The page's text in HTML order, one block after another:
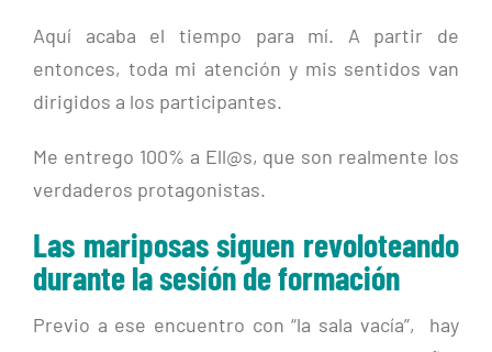
Aquí acaba el tiempo para mí. A partir de
entonces, toda mi atención y mis sentidos van
dirigidos a los participantes.
Me entrego 100% a Ell@s, que son realmente los
verdaderos protagonistas.
Las mariposas siguen revoloteando
durante la sesión de formación
Previo a ese encuentro con “la sala vacía”, hay